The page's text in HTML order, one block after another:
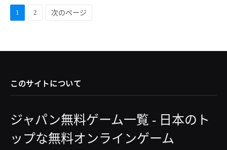
1 2 次のページ
このサイトについて
ジャパン無料ゲーム一覧 - 日本のト
ップな無料オンラインゲーム